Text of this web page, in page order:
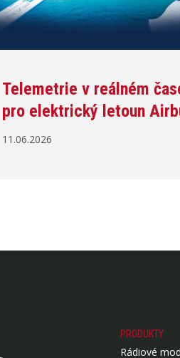
Telemetrie v reálném
pro elektrický letoun
11.06.2026
PRODUKTY
Rádiové